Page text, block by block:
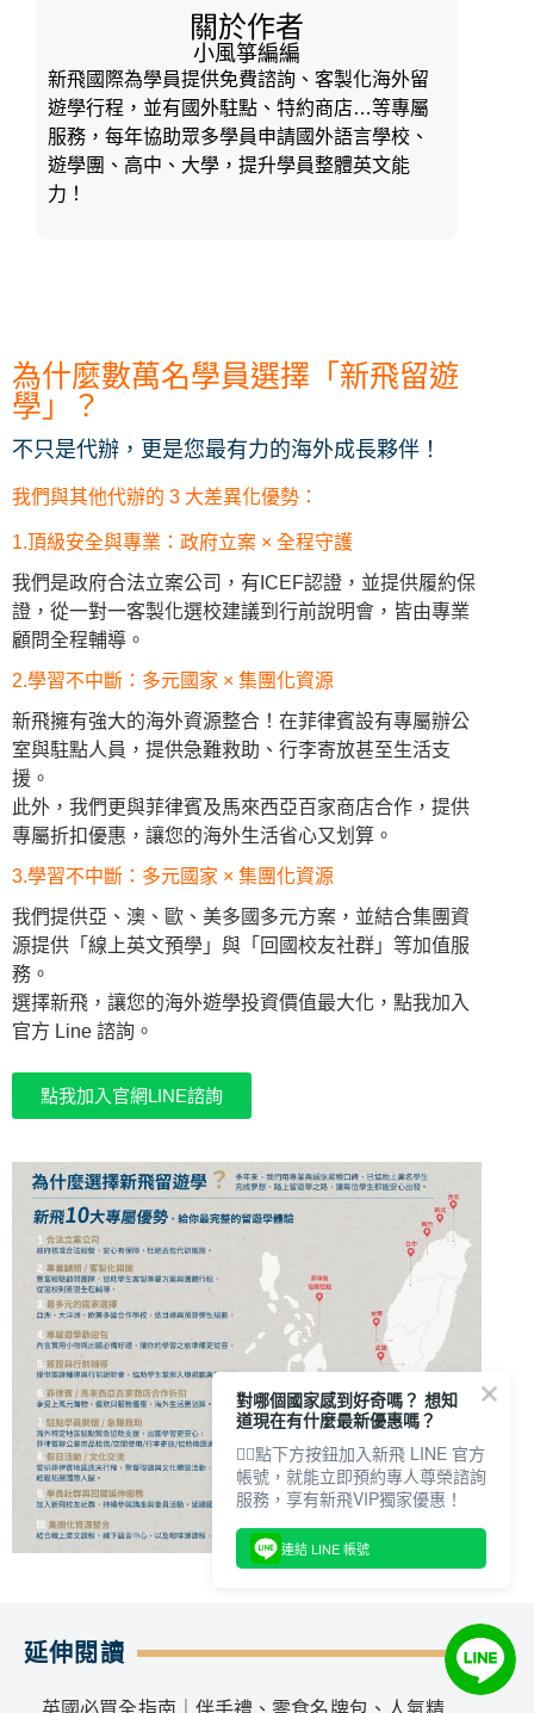
關於作者
小風箏編編
新飛國際為學員提供免費諮詢、客製化海外留
遊學行程，並有國外駐點、特約商店…等專屬
服務，每年協助眾多學員申請國外語言學校、
遊學團、高中、大學，提升學員整體英文能
力！
為什麼數萬名學員選擇「新飛留遊
學」？
不只是代辦，更是您最有力的海外成長夥伴！
我們與其他代辦的 3 大差異化優勢：
1.頂級安全與專業：政府立案 × 全程守護
我們是政府合法立案公司，有ICEF認證，並提供履約保
證，從一對一客製化選校建議到行前說明會，皆由專業
顧問全程輔導。
2.學習不中斷：多元國家 × 集團化資源
新飛擁有強大的海外資源整合！在菲律賓設有專屬辦公
室與駐點人員，提供急難救助、行李寄放甚至生活支
援。
此外，我們更與菲律賓及馬來西亞百家商店合作，提供
專屬折扣優惠，讓您的海外生活省心又划算。
3.學習不中斷：多元國家 × 集團化資源
我們提供亞、澳、歐、美多國多元方案，並結合集團資
源提供「線上英文預學」與「回國校友社群」等加值服
務。
選擇新飛，讓您的海外遊學投資價值最大化，點我加入
官方 Line 諮詢。
點我加入官網LINE諮詢
延伸閱讀
對哪個國家感到好奇嗎？ 想知
道現在有什麼最新優惠嗎？
👇🏻點下方按鈕加入新飛 LINE 官方
帳號，就能立即預約專人尊榮諮詢
服務，享有新飛VIP獨家優惠！
連結 LINE 帳號